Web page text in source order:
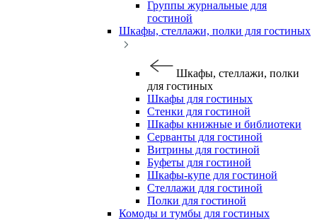
Группы журнальные для
гостиной
Шкафы, стеллажи, полки для гостиных
Шкафы, стеллажи, полки
для гостиных
Шкафы для гостиных
Стенки для гостиной
Шкафы книжные и библиотеки
Серванты для гостиной
Витрины для гостиной
Буфеты для гостиной
Шкафы-купе для гостиной
Стеллажи для гостиной
Полки для гостиной
Комоды и тумбы для гостиных